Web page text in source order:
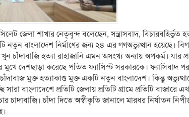
জেলা শাখার নেতৃবৃন্দ বলেছেন, সন্ত্রাসবাদ, বিচারবহির্ভুত
নতুন বাংলাদেশ নির্মাণের জন্য ২৪ এর গণঅভ্যুত্থান হয়েছে।
চাঁদাবাজি হত্যা রাহাজানি এমন অসংখ্য অন্যায় অপকর্ম। যার
দেশছাড়া করেছে পতিত ফ্যাসিস্ট সরকারকে। ফ্যাসিবাদ
মুক্ত হত্যাকাণ্ড মুক্ত একটি নতুন বাংলাদেশ। কিন্তু
সারা বাংলাদেশে প্রতিটি জেলায় প্রতিটি গ্রামে প্রতিটি
চাদাবাজি। চাঁদা দিতে অস্বীকৃতি জানালে মারধর নির্যাতন